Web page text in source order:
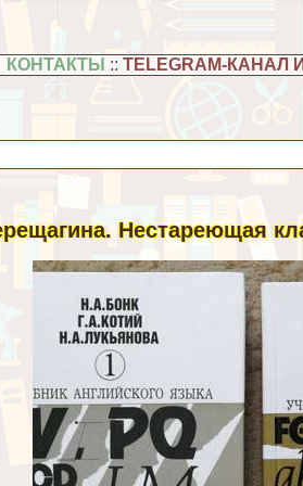
КОНТАКТЫ ::TELEGRAM-
Нестареющая